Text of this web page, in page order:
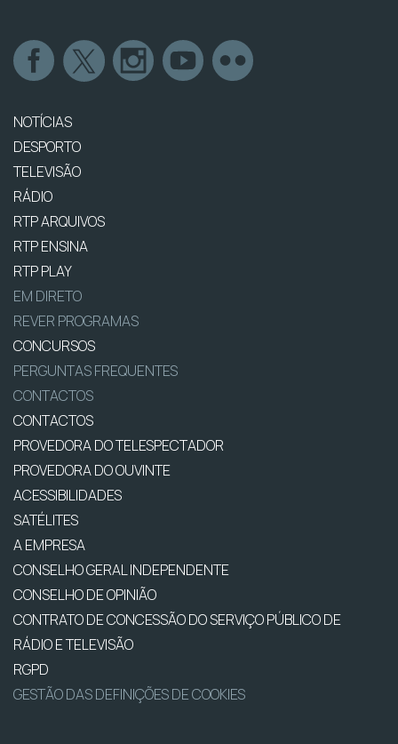
NOTÍCIAS
DESPORTO
TELEVISÃO
RÁDIO
RTP ARQUIVOS
RTP ENSINA
RTP PLAY
EM DIRETO
REVER PROGRAMAS
CONCURSOS
PERGUNTAS FREQUENTES
CONTACTOS
CONTACTOS
PROVEDORA DO TELESPECTADOR
PROVEDORA DO OUVINTE
ACESSIBILIDADES
SATÉLITES
A EMPRESA
CONSELHO GERAL INDEPENDENTE
CONSELHO DE OPINIÃO
CONTRATO DE CONCESSÃO DO SERVIÇO PÚBLICO DE
RÁDIO E TELEVISÃO
RGPD
GESTÃO DAS DEFINIÇÕES DE COOKIES